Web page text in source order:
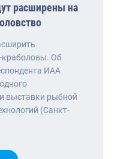
расширены на
краболовы. Об
ИАА
выставки рыбной
(Санкт-